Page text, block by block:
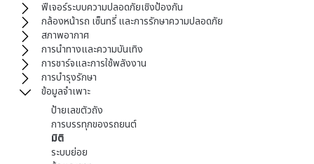
ฟีเจอร์ระบบความปลอดภัยเชิงป้องกัน
กล้องหน้ารถ เซ็นทรี่ และการรักษาความปลอดภัย
สภาพอากาศ
การนำทางและความบันเทิง
การชาร์จและการใช้พลังงาน
การบำรุงรักษา
ข้อมูลจำเพาะ
ป้ายเลขตัวถัง
การบรรทุกของรถยนต์
มิติ
ระบบย่อย